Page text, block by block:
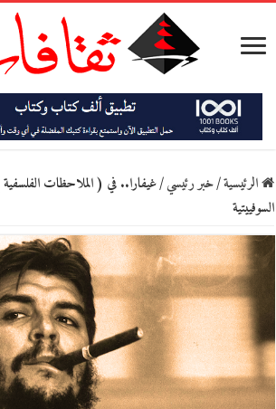
الرئيسية/خبر رئيسي/غيفارا.. في ( الملاحظات الفلسفية
السوفييتية